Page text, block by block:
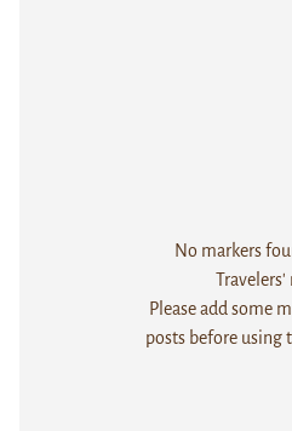
No markers
Travelers'
Please add some
posts before using